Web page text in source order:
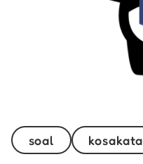
soal kosakata